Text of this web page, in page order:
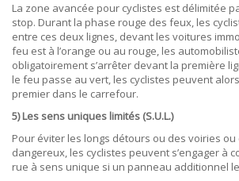
La zone avancée pour cyclistes est délimitée
stop. Durant la phase rouge des feux, les
entre ces deux lignes, devant les voitures
feu est à l’orange ou au rouge, les
obligatoirement s’arrêter devant la première
le feu passe au vert, les cyclistes peuvent
premier dans le carrefour.
5) Les sens uniques limités (S.U.L.)
Pour éviter les longs détours ou des voiries
dangereux, les cyclistes peuvent s’engager à
rue à sens unique si un panneau additionnel